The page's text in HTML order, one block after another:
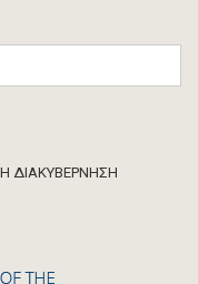
ΔΙΑΚΥΒΕΡΝΗΣΗ